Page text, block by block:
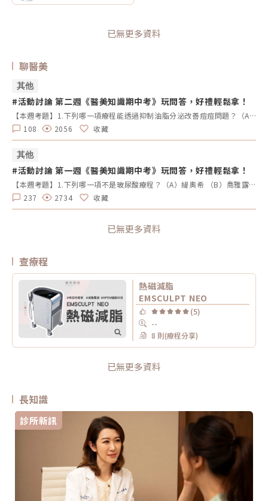
已無更多資料
聊醫美
其他
#活動討論 第二週《醫美知識期中考》玩問答，好禮輕鬆拿！
【本週考題】1.下列哪一項療程能透過抑制油脂分泌改善痘痘問題？（A）藍雷射 （B）女王電波 （C）索夫波 （D）翡翠電波2.源自於西班牙，是皇室與歐美名流、運動明星的最愛，屬於非侵入式、無痛的電波技術，擁有12項專利並榮獲多國FDA認證。廣泛應用於醫美、術後恢復、運動醫學、物理治療及體態管理等多個領域。請問是哪一項療程名稱？（A）英特波 （B）索夫波 （C）鳳凰電波 （D）Z音波3.Oligio玩美電波的作用原理是屬於哪一項科技？（A）單極電波 （B）雙極電波 （C）多極電波 （D）微針電波4.玻尿酸填充可以用於改善哪些問題？（A）臉部組織流失 （B）膚色不均 （C）毛孔粗大 （D）動態紋路5.林志玲代言的醫美療程是？（A）Emsculpt NEO 熱磁減脂 （B）EMBODY核心美力 （C）十倍電波 （D）矽谷電波【本週活動時間】8/26（一）AM 09:00 - 9/4（三）PM 23:59【活動獎勵】《LINE POINTS 50點》抽10名會員【活動方式】 活動期間每週一AM09:00將在活動討論區釋出5道醫美問題。 於每週日23:59回覆截止，經核對皆符合活動規範，將於次週一抽出得獎者、發放獎勵。 若經查詢發佈無意義的回文，則喪失抽獎、獲獎資格。例如：非主題回覆、未完整回覆等。 每位會員在當週僅限參與問答乙次。 若當週獲獎的會員帳號，次週仍可參與問答和抽獎。 連續4週皆有參與問答者，不論答案是否正確，皆可參加抽「LINE POINTS 100點」。 每週一會於對應的活動討論區最下方公布得獎會員，請獲獎者務必加入「醫美圈圈官方LINE」以利獎勵發放。【回文範例】1.近期李英愛代言的醫美療程名稱？（A）Z音波（B）十倍電波 （C）精靈電波2.BTL EMFACE中文療程名稱？（A）菲斯波（B）時空E電波3.EMBODY其中療程效果是減脂嗎？（A）是 （B）否4.有小鳳凰之稱的是什麼？（A）玩美電波（B）索夫波 （C）翡翠電波5.玩美電波是由哪位藝人代言？（A）小S （B）隋棠（C）梁詠琪回文範例：Z音波，菲斯波，是，玩美電波，小S※請依照上述回覆格式，以避免混亂。《第二週活動延長公告》親愛的醫美圈圈會員 您好：由於週末有部分會員反映官網討論區出現異常，導致無法正常參與活動留言， 為了確保每位會員都有充分的參與機會，我們決定將第二週活動留言截止日 延長至9/4（三）23:59截止。尚未參與第二週活動的會員，請把握延長的活動時間。 此外，第二週獲獎會員也延至9/5(四)抽出。 造成不便敬請見諒，並感謝各位會員對活動的支持。第二週的正確答案如下：藍雷射，英特波，單極電波，臉部組織流失，Emsculpt NEO 熱磁減脂。第三週活動已開始，請欲參與的會員可前往活動討論區回覆留言↓第三週《醫美知識期中考》
108
2056 收藏
其他
#活動討論 第一週《醫美知識期中考》玩問答，好禮輕鬆拿！
【本週考題】1.下列哪一項不是玻尿酸療程？（A）緹奧希 （B）喬雅露（C）瑞絲朗 （D）喬雅登2. 以下哪2種是膠原蛋白增生劑？（A）喬雅露 （B）4D舒顏萃 （C）瑞絲朗 （D）愛霓密絲3.「Sofwave索夫波」是由哪位藝人代言？（A）小S （B）梁詠琪 （C）蔡淑臻（D）林心如4. 請問最新推出透過高強度電場刺激並訓練臉部上升肌肉的儀器是哪一台？（A）EMBODY核心美力 （B）EXION時空Ｅ電波（C）EMFACE菲斯波（D）EMSCULPT NEO 熱磁減脂5. 請選擇能同時達到瘦小臉、改善動態紋路、瘦小腿及治療眼睛痙攣的療程是？（A）皮秒雷射 （B）玻尿酸 （C）冷凍減脂 （D）肉毒桿菌素【本週活動時間】8/19（一） AM 09：00-8/25（日） PM 23：59【活動獎勵】《LINE POINTS 50點》抽10名會員【活動方式】 活動期間每週一AM09:00將在活動討論區釋出5道醫美問題。 於每週日23:59回覆截止，經核對皆符合活動規範，將於次週一抽出得獎者、發放獎勵。 若經查詢發佈無意義的回文，則喪失抽獎、獲獎資格。例如：非主題回覆、未完整回覆等。 每位會員在當週僅限參與問答乙次。 若當週獲獎的會員帳號，次週仍可參與問答和抽獎。 連續4週皆有參與問答者，不論答案是否正確，皆可參加抽「LINE POINTS 100點」。 每週一會於對應的活動討論區最下方公布得獎會員，請獲獎者務必加入「醫美圈圈官方LINE」以利獎勵發放。【回文範例】1.近期李英愛代言的醫美療程名稱？（A）Z音波（B）十倍電波 （C）精靈電波2.BTL EMFACE中文療程名稱？（A）菲斯波（B）時空E電波3.EMBODY其中療程效果是減脂嗎？（A）是 （B）否4.有小鳳凰之稱的是什麼？（A）玩美電波（B）索夫波 （C）翡翠電波5.玩美電波是由哪位藝人代言？（A）小S （B）隋棠（C）梁詠琪回文範例：Z音波，菲斯波，是，玩美電波，小S※請依照上述回覆格式，以避免混亂。第一週的正確答案：喬雅露，喬雅露、4D舒顏萃，梁詠琪，EMFACE菲斯波，肉毒桿菌素。
237
2734 收藏
已無更多資料
查療程
熱磁減脂
EMSCULPT NEO
(5)
--
8 則(療程分享)
已無更多資料
長知識
診所新訊